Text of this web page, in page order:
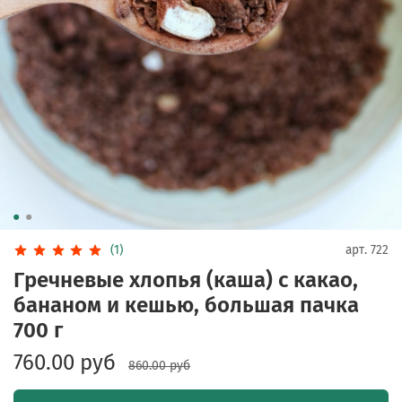
(1) арт. 722
Гречневые хлопья (каша) с какао,
бананом и кешью, большая пачка
700 г
760.00 руб
860.00 руб